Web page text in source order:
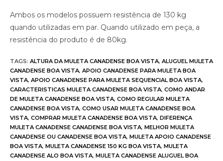
Ambos os modelos possuem resistência de 130 kg
quando utilizadas em par. Quando utilizado em peça, a
resistência do produto é de 80kg.
TAGS: ALTURA DA MULETA CANADENSE BOA VISTA, ALUGUEL MULETA
CANADENSE BOA VISTA, APOIO CANADENSE PARA MULETA BOA
VISTA, APOIO CANADENSE PARA MULETA SEQUENCIAL BOA VISTA,
CARACTERISTICAS MULETA CANADENSE BOA VISTA, COMO ANDAR
DE MULETA CANADENSE BOA VISTA, COMO REGULAR MULETA
CANADENSE BOA VISTA, COMO USAR MULETA CANADENSE BOA
VISTA, COMPRAR MULETA CANADENSE BOA VISTA, DIFERENÇA
MULETA CANADENSE CANADENSE BOA VISTA, MELHOR MULETA
CANADENSE OU CANADENSE BOA VISTA, MULETA APOIO CANADENSE
BOA VISTA, MULETA CANADENSE 150 KG BOA VISTA, MULETA
CANADENSE ALO BOA VISTA, MULETA CANADENSE ALUGUEL BOA